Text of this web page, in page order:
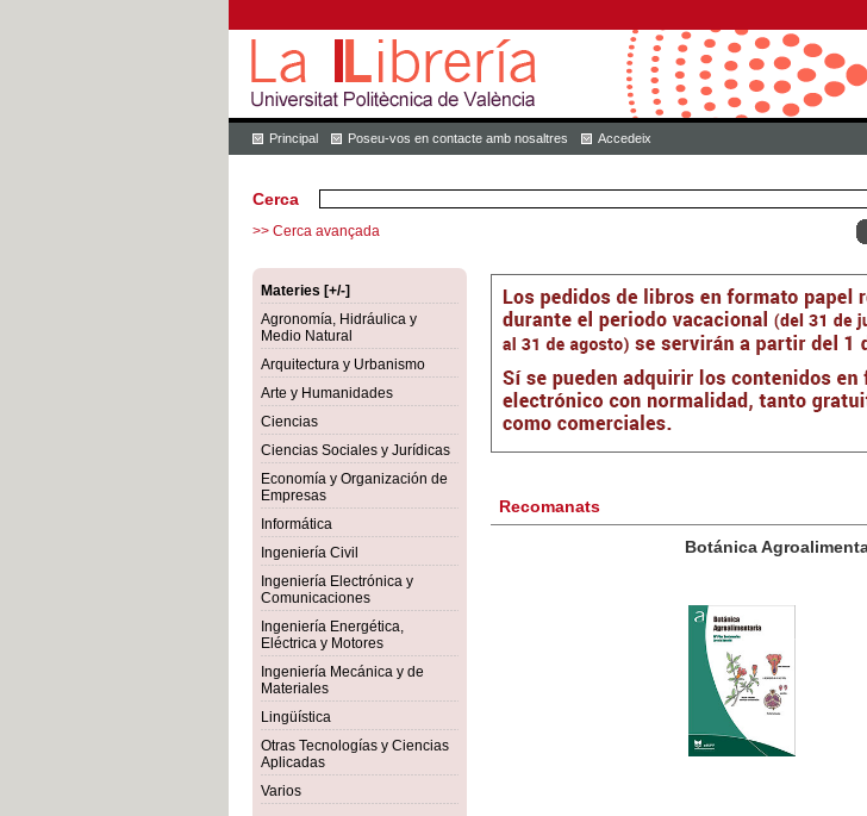
Principal Poseu-vos en contacte amb nosaltres Accedeix
Cerca
>> Cerca avançada
Materies [+/-]
Agronomía, Hidráulica y
Medio Natural
Arquitectura y Urbanismo
Arte y Humanidades
Ciencias
Ciencias Sociales y Jurídicas
Economía y Organización de
Empresas
Informática
Ingeniería Civil
Ingeniería Electrónica y
Comunicaciones
Ingeniería Energética,
Eléctrica y Motores
Ingeniería Mecánica y de
Materiales
Lingüística
Otras Tecnologías y Ciencias
Aplicadas
Varios
Recomanats
Botánica Agroalimentaria
35,00 €
IVA INCLÒS